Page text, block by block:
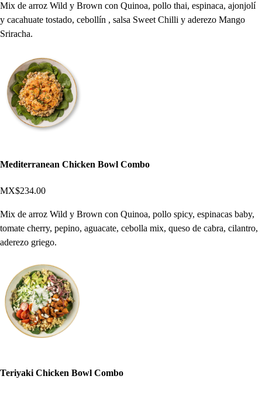
Mix de arroz Wild y Brown con Quinoa, pollo thai, espinaca, ajonjolí
y cacahuate tostado, cebollín , salsa Sweet Chilli y aderezo Mango
Sriracha.
Mediterranean Chicken Bowl Combo
MX$234.00
Mix de arroz Wild y Brown con Quinoa, pollo spicy, espinacas baby,
tomate cherry, pepino, aguacate, cebolla mix, queso de cabra, cilantro,
aderezo griego.
Teriyaki Chicken Bowl Combo